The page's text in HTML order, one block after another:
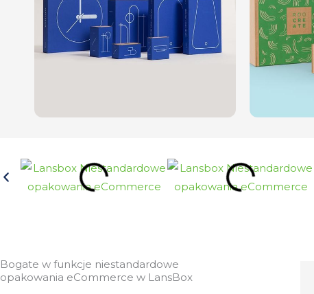
Bogate w funkcje niestandardowe
opakowania eCommerce w LansBox